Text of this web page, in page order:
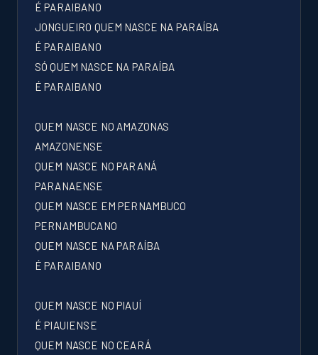
É PARAIBANO
JONGUEIRO QUEM NASCE NA PARAÍBA
É PARAIBANO
SÓ QUEM NASCE NA PARAÍBA
É PARAIBANO
QUEM NASCE NO AMAZONAS
AMAZONENSE
QUEM NASCE NO PARANÁ
PARANAENSE
QUEM NASCE EM PERNAMBUCO
PERNAMBUCANO
QUEM NASCE NA PARAÍBA
É PARAIBANO
QUEM NASCE NO PIAUÍ
É PIAUIENSE
QUEM NASCE NO CEARÁ